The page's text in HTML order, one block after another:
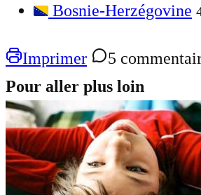
Bosnie-Herzégovine
Imprimer
5
Pour aller plus loin